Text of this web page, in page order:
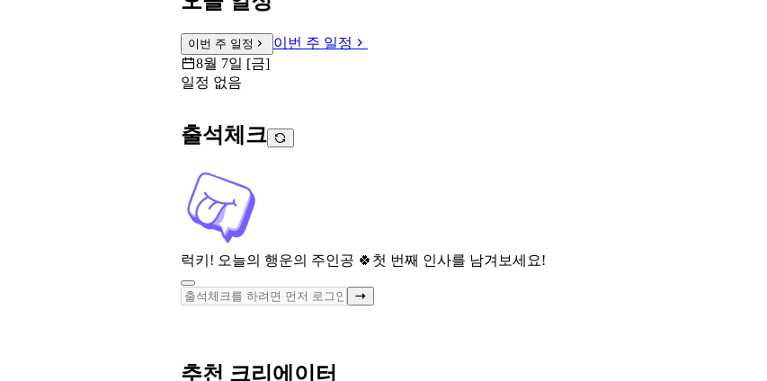
이번 주 일정
이번 주 일정
8월 7일 [금]
일정 없음
출석체크
럭키! 오늘의 행운의 주인공 🍀 첫 번째 인사를 남겨보세요!
추천 크리에이터